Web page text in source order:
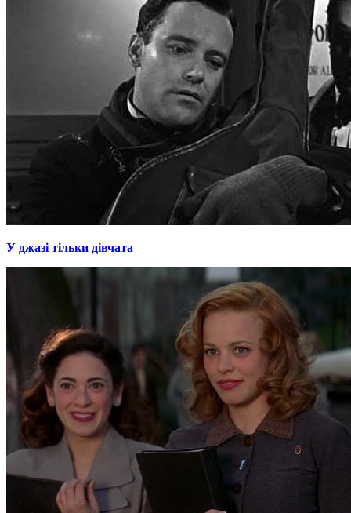
У джазі тільки дівчата